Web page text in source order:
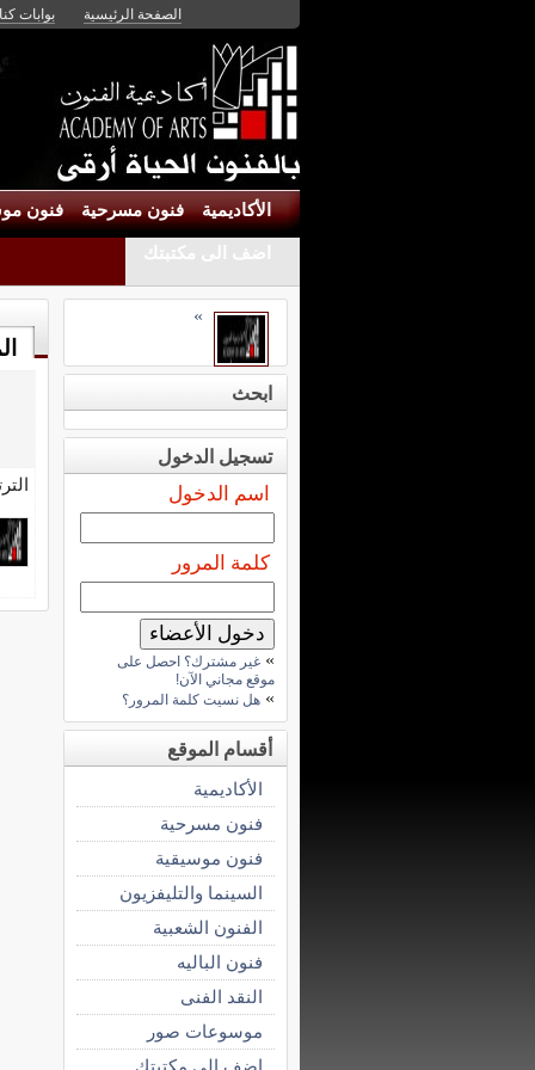
الصفحة الرئيسية بوابات
الأكاديمية فنون مسرحية فنون
اضف الى مكتبتك
»
ابحث
تسجيل الدخول
اسم الدخول
كلمة المرور
» غير مشترك؟ احصل على
موقع مجاني الآن!
» هل نسيت كلمة المرور؟
أقسام الموقع
الأكاديمية
فنون مسرحية
فنون موسيقية
السينما والتليفزيون
الفنون الشعبية
فنون الباليه
النقد الفنى
موسوعات صور
اضف الى مكتبتك